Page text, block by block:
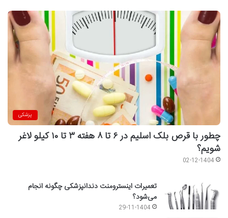
پزشکی
چطور با قرص بلک اسلیم در ۶ تا ۸ هفته ۳ تا ۱۰ کیلو لاغر
شویم؟
02-12-1404
تعمیرات اینسترومنت دندانپزشکی چگونه انجام
می‌شود؟
29-11-1404